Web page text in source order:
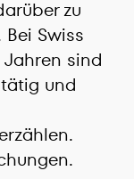
zu
Swiss
Jahren sind
und